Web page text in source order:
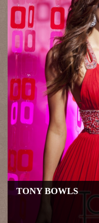
TONY BOWLS